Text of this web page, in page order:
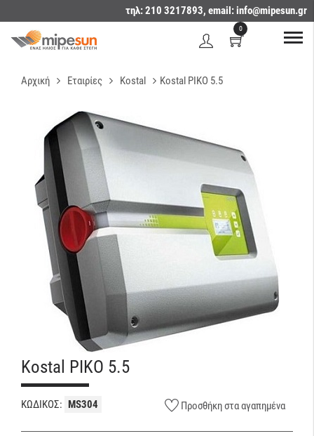
τηλ: 210 3217893, email:info@mipesun.gr
0
Αρχική Εταιρίες Kostal Kostal PIKO 5.5
Kostal PIKO 5.5
ΚΩΔΙΚΟΣ: MS304 Προσθήκη στα αγαπημένα